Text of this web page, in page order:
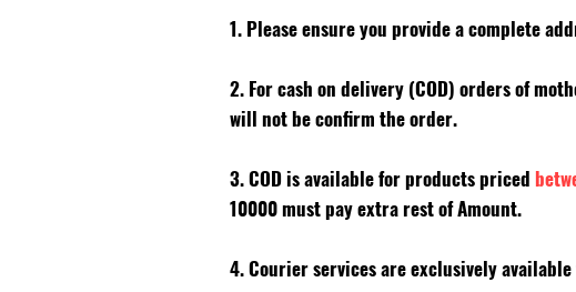
1. Please ensure you provide a complete
2. For cash on delivery (COD) orders of
will not be confirm the order.
3. COD is available for products priced
10000 must pay extra rest of Amount.
4. Courier services are exclusively